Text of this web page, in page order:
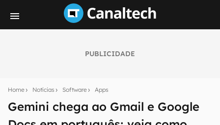
PUBLICIDADE
Home Notícias Software Apps
Gemini chega ao Gmail e Google
notícias e reviews sobre tecnologia em primeira
mão.
E-mail